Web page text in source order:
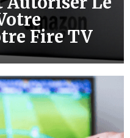
Fire TV